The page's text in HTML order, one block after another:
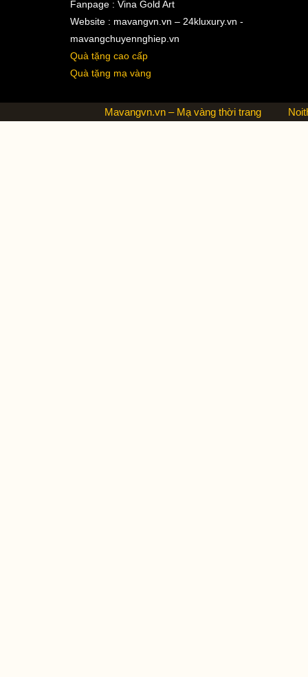
Fanpage : Vina Gold Art
Website : mavangvn.vn – 24kluxury.vn -
mavangchuyennghiep.vn
Quà tặng cao cấp
Quà tặng mạ vàng
Mavangvn.vn – Mạ vàng thời trang